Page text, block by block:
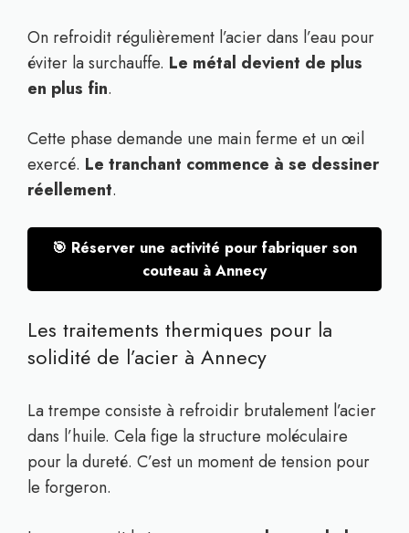
On refroidit régulièrement l’acier dans l’eau pour
éviter la surchauffe. Le métal devient de plus
en plus fin.
Cette phase demande une main ferme et un œil
exercé. Le tranchant commence à se dessiner
réellement.
🎯 Réserver une activité pour fabriquer son
couteau à Annecy
Les traitements thermiques pour la
solidité de l’acier à Annecy
La trempe consiste à refroidir brutalement l’acier
dans l’huile. Cela fige la structure moléculaire
pour la dureté. C’est un moment de tension pour
le forgeron.